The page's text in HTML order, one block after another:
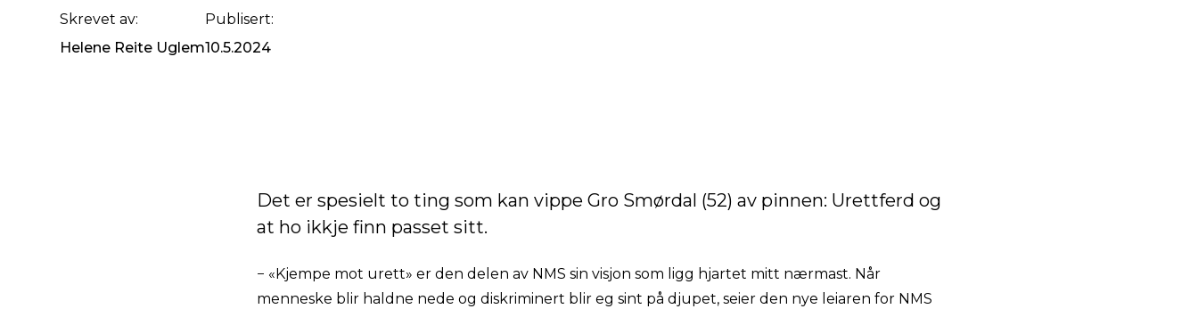
Skrevet av:
Helene Reite Uglem
Publisert:
10.5.2024
Det er spesielt to ting som kan vippe Gro Smørdal (52) av pinnen: Urettferd og
at ho ikkje finn passet sitt.
− «Kjempe mot urett» er den delen av NMS sin visjon som ligg hjartet mitt nærmast. Når
menneske blir haldne nede og diskriminert blir eg sint på djupet, seier den nye leiaren for NMS